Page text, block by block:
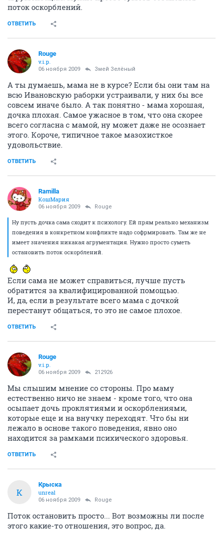
поток оскорблений.
ОТВЕТИТЬ
Rouge
v.i.p.
06 ноября 2009 Змей Зелёный
А ты думаешь, мама не в курсе? Если бы они там на
всю Ивановскую раборки устраивали, у них бы все
совсем иначе было. А так понятно - мама хорошая,
дочка плохая. Самое ужасное в том, что она скорее
всего согласна с мамой, ну может даже не осознает
этого. Короче, типичное такое мазохисткое
удовольствие.
ОТВЕТИТЬ
Ramilla
КошМария
06 ноября 2009 Rouge
Ну пусть дочка сама сходит к психологу. Ей прям реально механизм
поведения в конкретном конфликте надо софрмировать. Там же не
имеет значения никакая агрументация. Нужно просто суметь
остановить поток оскорблений.
Если сама не может справиться, лучше пусть
обратится за квалифицированной помощью.
И, да, если в результате всего мама с дочкой
перестанут общаться, то это не самое плохое.
ОТВЕТИТЬ
Rouge
v.i.p.
06 ноября 2009 212926
Мы слышим мнение со стороны. Про маму
естественно ничо не знаем - кроме того, что она
осыпает дочь проклятиями и оскорблениями,
которые еще и на внучку переходят. Что бы ни
лежало в основе такого поведения, явно оно
находится за рамками психического здоровья.
ОТВЕТИТЬ
К
Крыска
unreal
06 ноября 2009 Rouge
Поток остановить просто... Вот возможны ли после
этого какие-то отношения, это вопрос, да.